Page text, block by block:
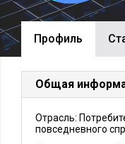
Профиль
Общая
Отрасль:
повседневного